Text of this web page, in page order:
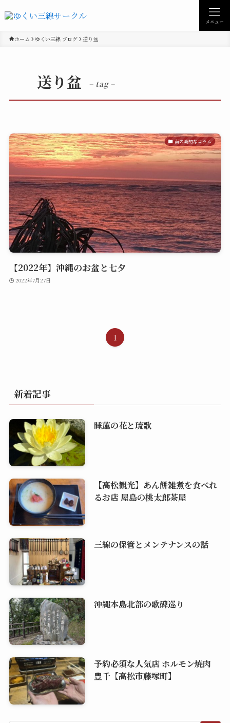
メニュー
ホーム ゆくい三線 ブログ 送り盆
送り盆 – tag –
南の島的なコラム
【2022年】沖縄のお盆と七夕
2022年7月27日
1
新着記事
睡蓮の花と琉歌
【高松観光】あん餅雑煮を食べれ
るお店 屋島の桃太郎茶屋
三線の保管とメンテナンスの話
沖縄本島北部の歌碑巡り
予約必須な人気店 ホルモン焼肉
豊千【高松市藤塚町】